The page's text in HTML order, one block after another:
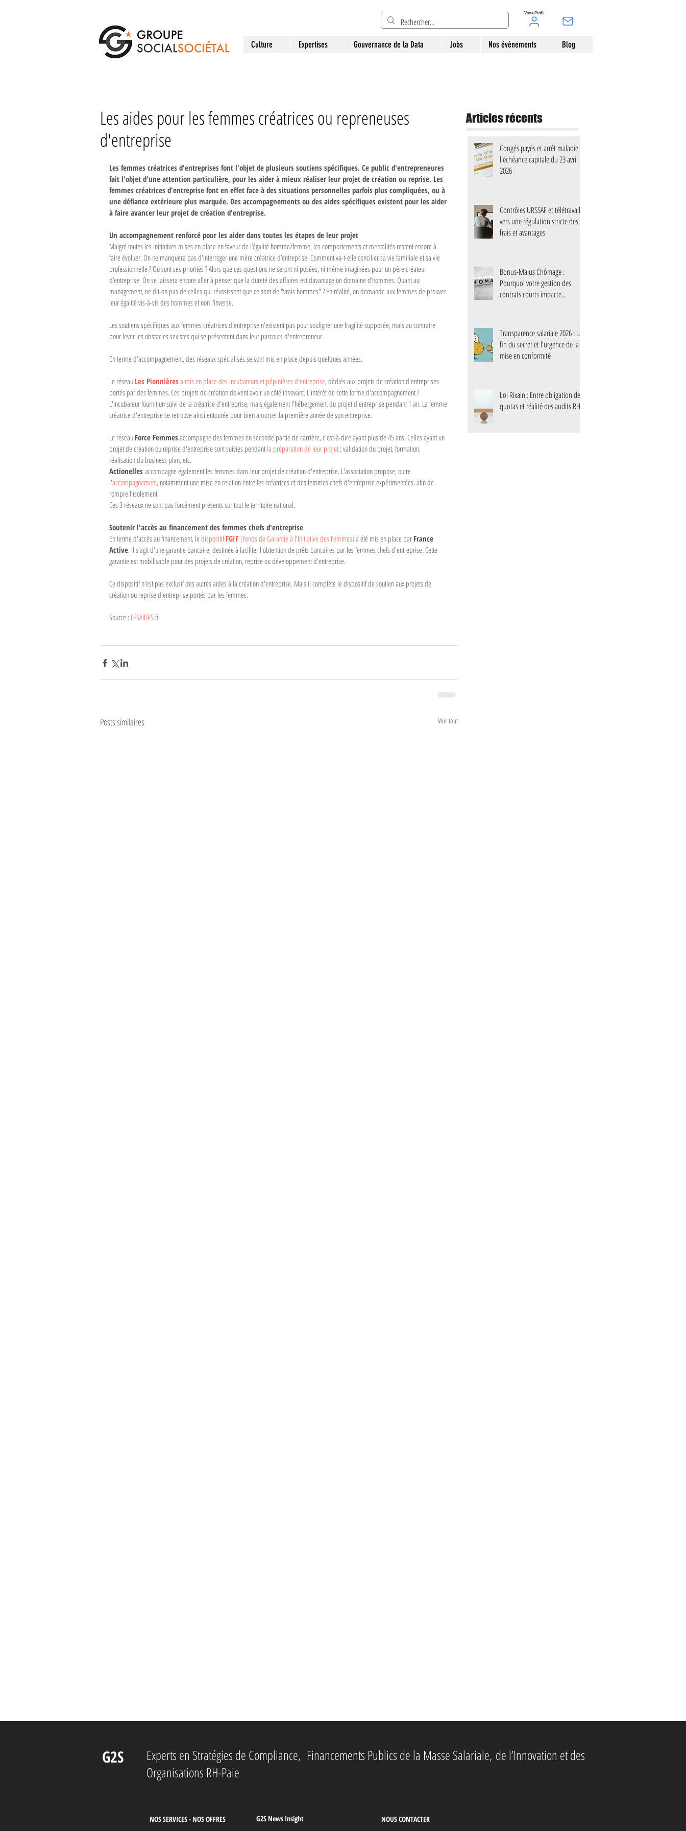
Culture Expertises Gouvernance de la Data Jobs Nos évènements Blog
Votre Profil
Les aides pour les femmes créatrices ou repreneuses
d'entreprise
Les femmes créatrices d'entreprises font l'objet de plusieurs soutiens spécifiques. Ce public d'entrepreneures
fait l'objet d'une attention particulière, pour les aider à mieux réaliser leur projet de création ou reprise. Les
femmes créatrices d'entreprise font en effet face à des situations personnelles parfois plus compliquées, ou à
une défiance extérieure plus marquée. Des accompagnements ou des aides spécifiques existent pour les aider
à faire avancer leur projet de création d'entreprise.
Un accompagnement renforcé pour les aider dans toutes les étapes de leur projet
Malgré toutes les initiatives mises en place en faveur de l’égalité homme/femme, les comportements et mentalités restent encore à
faire évoluer. On ne manquera pas d'interroger une mère créatrice d’entreprise. Comment va-t-elle concilier sa vie familiale et sa vie
professionnelle ? Où sont ses priorités ? Alors que ces questions ne seront ni posées, ni même imaginées pour un père créateur
d’entreprise. On se laissera encore aller à penser que la dureté des affaires est davantage un domaine d’hommes. Quant au
management, ne dit-on pas de celles qui réussissent que ce sont de "vrais hommes" ? En réalité, on demande aux femmes de prouver
leur égalité vis-à-vis des hommes et non l’inverse.
Les soutiens spécifiques aux femmes créatrices d'entreprise n'existent pas pour souligner une fragilité supposée, mais au contraire
pour lever les obstacles sexistes qui se présentent dans leur parcours d'entrepreneur.
En terme d'accompagnement, des réseaux spécialisés se sont mis en place depuis quelques années.
Le réseau Les Pionnières a mis en place des incubateurs et pépinières d'entreprise, dédiés aux projets de création d'entreprises
portés par des femmes. Ces projets de création doivent avoir un côté innovant. L'intérêt de cette forme d'accompagnement ?
L'incubateur fournit un suivi de la créatrice d'entreprise, mais également l'hébergement du projet d'entreprise pendant 1 an. La femme
créatrice d'entreprise se retrouve ainsi entourée pour bien amorcer la première année de son entreprise.
Le réseau Force Femmes accompagne des femmes en seconde partie de carrière, c'est-à-dire ayant plus de 45 ans. Celles ayant un
projet de création ou reprise d'entreprise sont suivies pendant la préparation de leur projet : validation du projet, formation,
réalisation du business plan, etc.
Actionelles accompagne également les femmes dans leur projet de création d'entreprise. L'association propose, outre
l'accompagnement, notamment une mise en relation entre les créatrices et des femmes chefs d'entreprise expérimentées, afin de
rompre l'isolement.
Ces 3 réseaux ne sont pas forcément présents sur tout le territoire national.
Soutenir l'accès au financement des femmes chefs d'entreprise
En terme d'accès au financement, le dispositif FGIF (Fonds de Garantie à l'Initiative des Femmes) a été mis en place par France
Active. Il s'agit d'une garantie bancaire, destinée à faciliter l'obtention de prêts bancaires par les femmes chefs d'entreprise. Cette
garantie est mobilisable pour des projets de création, reprise ou développement d'entreprise.
Ce dispositif n'est pas exclusif des autres aides à la création d'entreprise. Mais il complète le dispositif de soutien aux projets de
création ou reprise d'entreprise portés par les femmes.
Source : LESAIDES.fr
Posts similaires Voir tout
Articles récents
Congés payés et arrêt maladie :
l'échéance capitale du 23 avril
2026
Contrôles URSSAF et télétravail :
vers une régulation stricte des
frais et avantages
Bonus-Malus Chômage :
Pourquoi votre gestion des
contrats courts impacte
Transparence salariale 2026 : La
fin du secret et l'urgence de la
mise en conformité
Loi Rixain : Entre obligation de
quotas et réalité des audits RH
G2S Experts en Stratégies de Compliance, Financements Publics de la Masse Salariale, de l’Innovation et des
Organisations RH-Paie
NOS SERVICES - NOS OFFRES G2S News Insight NOUS CONTACTER